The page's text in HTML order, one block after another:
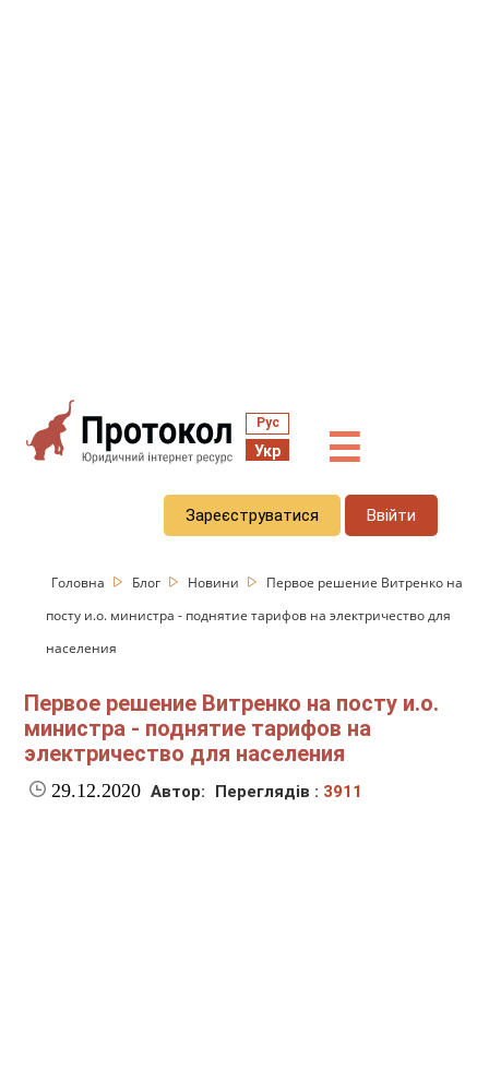
Рус
Укр ☰
Зареєструватися Ввійти
Головна Блог Новини
Первое решение Витренко на
посту и.о. министра - поднятие тарифов на электричество для
населения
Первое решение Витренко на посту и.о.
министра - поднятие тарифов на
электричество для населения
29.12.2020 Автор: Переглядів : 3911